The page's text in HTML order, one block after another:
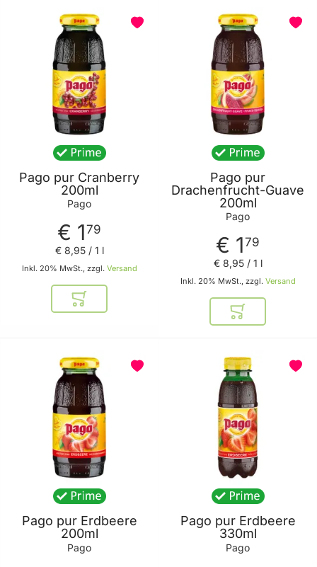
Pago pur Cranberry
200ml
Pago
€ 179
Inkl. 20% MwSt., zzgl. Versand
€ 8,95/ 1 l
In den Warenkorb
Pago pur
Drachenfrucht-Guave
200ml
Pago
€ 179
Inkl. 20% MwSt., zzgl. Versand
€ 8,95/ 1 l
In den
Pago pur Erdbeere
200ml
Pago
Pago pur Erdbeere
330ml
Pago